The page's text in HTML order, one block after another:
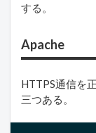
する。
Apache
HTTPS通信を
三つある。